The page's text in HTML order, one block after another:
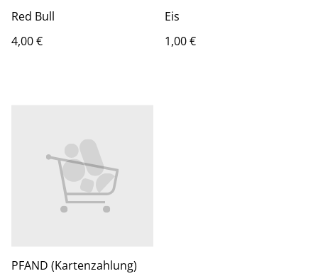
Red Bull
4,00 €
Eis
1,00 €
PFAND (Kartenzahlung)